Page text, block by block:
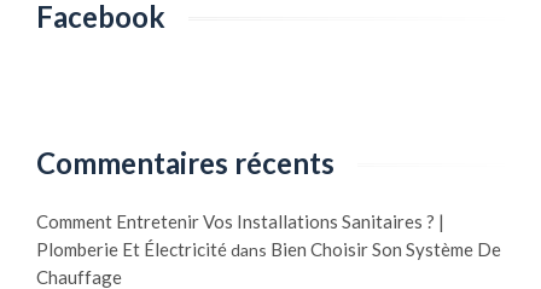
Facebook
Commentaires récents
Comment Entretenir Vos Installations Sanitaires ? |
Plomberie Et Électricitédans Bien Choisir Son Système De
Chauffage